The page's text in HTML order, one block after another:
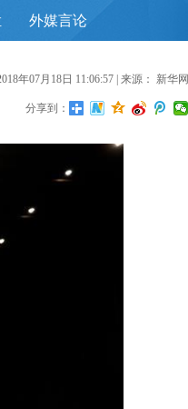
外媒言论
年07月18日 11:06:57 | 来源： 新华网
分享到：